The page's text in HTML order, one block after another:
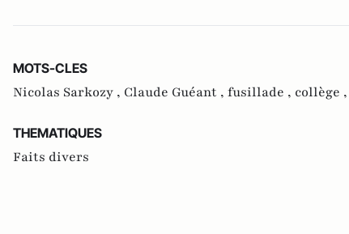
MOTS-CLES
Nicolas Sarkozy , Claude Guéant , fusillade , collège ,
THEMATIQUES
Faits divers